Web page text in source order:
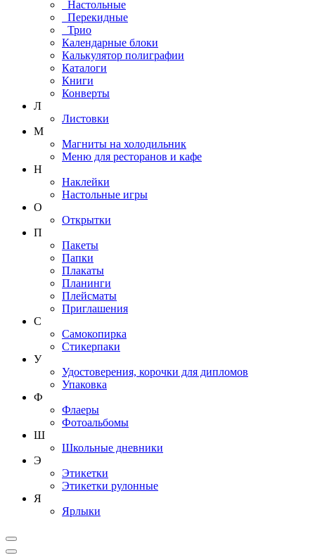
Настольные
Перекидные
Трио
Календарные блоки
Калькулятор полиграфии
Каталоги
Книги
Конверты
Л
Листовки
М
Магниты на холодильник
Меню для ресторанов и кафе
Н
Наклейки
Настольные игры
О
Открытки
П
Пакеты
Папки
Плакаты
Планинги
Плейсматы
Приглашения
С
Самокопирка
Стикерпаки
У
Удостоверения, корочки для дипломов
Упаковка
Ф
Флаеры
Фотоальбомы
Ш
Школьные дневники
Э
Этикетки
Этикетки рулонные
Я
Ярлыки